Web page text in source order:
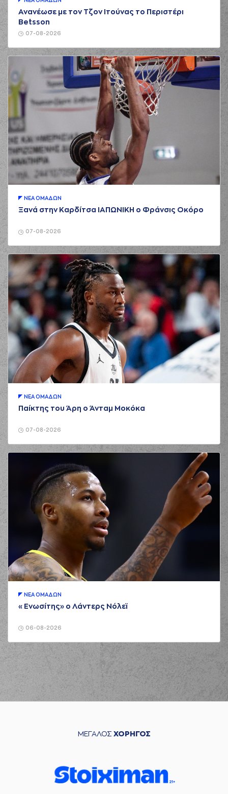
07-08-2026
Ανανέωσε με τον Τζον Ιτούνας το Περιστέρι
Betsson
07-08-2026
ΝΕA ΟΜAΔΩΝ
Ξανά στην Καρδίτσα ΙΑΠΩΝΙΚΗ ο Φράνσις Οκόρο
07-08-2026
ΝΕA ΟΜAΔΩΝ
Παίκτης του Άρη ο Άνταμ Μοκόκα
06-08-2026
ΝΕA ΟΜAΔΩΝ
«Ενωσίτης» ο Λάντερς Νόλεϊ
ΜΕΓΑΛΟΣ ΧΟΡΗΓΟΣ